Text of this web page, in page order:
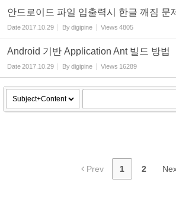
안드로이드 파일 입출력시 한글 깨짐 문
Date2017.10.29 Bydigipine Views 4805
Android 기반 Application Ant 빌드 방법
Date2017.10.29 Bydigipine Views 16289
Prev 1 2